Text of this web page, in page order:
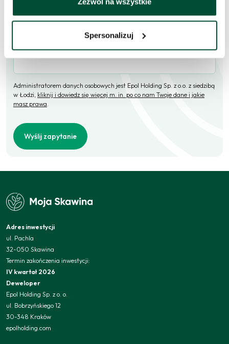
Spersonalizuj
Administratorem danych osobowych jest Epol Holding Sp. z o.o. z siedzibą
w Łodzi, kliknij i dowiedz się więcej m. in. po co nam Twoje dane i jakie
masz prawa.
Wyślij zapytanie
Adres inwestycji
ul. Pachla
32-050 Skawina
Termin zakończenia inwestycji:
IV kwartał 2026
Deweloper
Epol Holding Sp. z o. o.
ul. Bobrzyńskiego 12
30-348 Kraków
epolholding.com